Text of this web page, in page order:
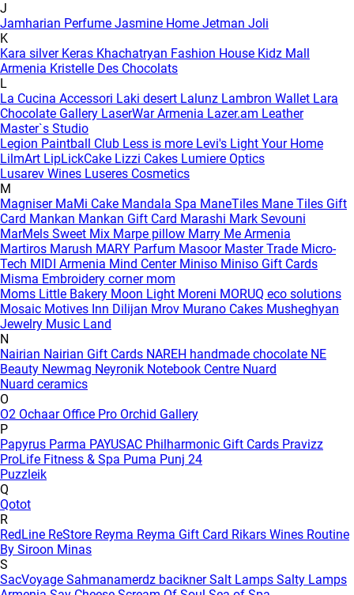
J
Jamharian Perfume Jasmine Home Jetman Joli
K
Kara silver Keras Khachatryan Fashion House Kidz Mall
Armenia Kristelle Des Chocolats
L
La Cucina Accessori Laki desert Lalunz Lambron Wallet Lara
Chocolate Gallery LaserWar Armenia Lazer.am Leather
Master`s Studio
Legion Paintball Club Less is more Levi's Light Your Home
LilmArt LipLickCake Lizzi Cakes Lumiere Optics
Lusarev Wines Luseres Cosmetics
M
Magniser MaMi Cake Mandala Spa ManeTiles Mane Tiles Gift
Card Mankan Mankan Gift Card Marashi Mark Sevouni
MarMels Sweet Mix Marpe pillow Marry Me Armenia
Martiros Marush MARY Parfum Masoor Master Trade Micro-
Tech MIDI Armenia Mind Center Miniso Miniso Gift Cards
Misma Embroidery corner mom
Moms Little Bakery Moon Light Moreni MORUQ eco solutions
Mosaic Motives Inn Dilijan Mrov Murano Cakes Musheghyan
Jewelry Music Land
N
Nairian Nairian Gift Cards NAREH handmade chocolate NE
Beauty Newmag Neyronik Notebook Centre Nuard
Nuard ceramics
O
O2 Ochaar Office Pro Orchid Gallery
P
Papyrus Parma PAYUSAC Philharmonic Gift Cards Pravizz
ProLife Fitness & Spa Puma Punj 24
Puzzleik
Q
Qotot
R
RedLine ReStore Reyma Reyma Gift Card Rikars Wines Routine
By Siroon Minas
S
SacVoyage Sahmanamerdz baciknerSalt Lamps Salty Lamps